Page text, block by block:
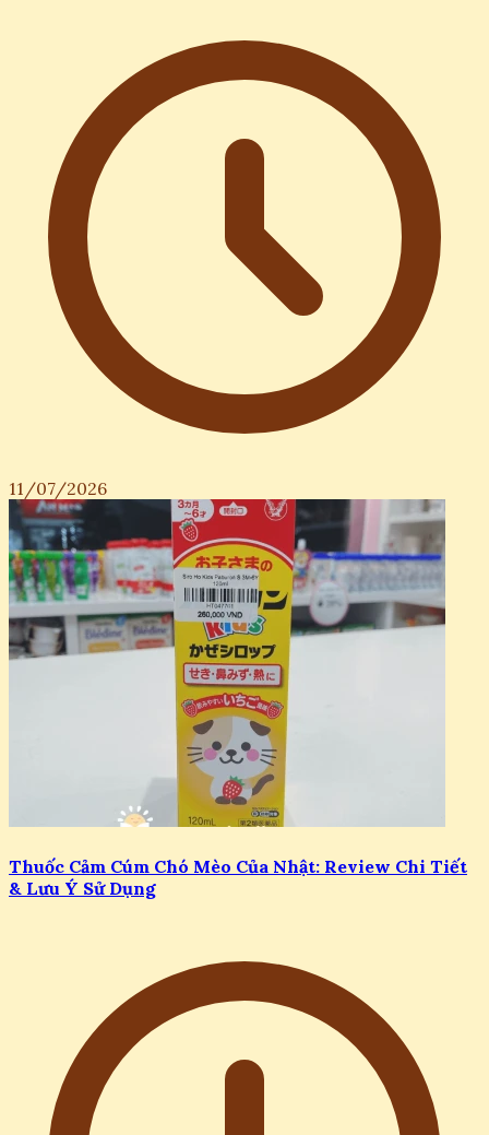
11/07/2026
Thuốc Cảm Cúm Chó Mèo Của Nhật: Review Chi Tiết
& Lưu Ý Sử Dụng